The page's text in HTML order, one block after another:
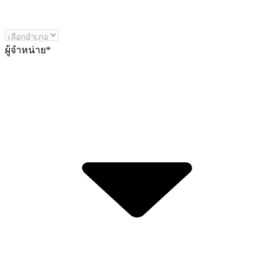
ผู้จำหน่าย*